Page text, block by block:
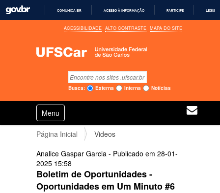
R
R
A
C
O
COMUNICA BR ACESSO À INFORMAÇÃO PARTICIPE
ACESSIBILIDADE ALTO CONTRASTE MAPA DO SITE
Busca
Busca Avançada…
Busca: Externa Interna Notícias
v
Toggle navigation
Página Inicial
Videos
Analice Gaspar Garcia - Publicado em 28-01-
2025 15:58
Boletim de Oportunidades -
Oportunidades em Um Minuto #6